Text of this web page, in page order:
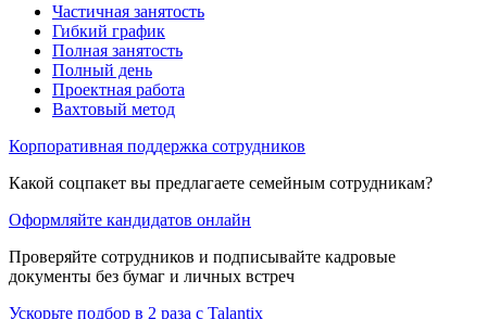
Частичная занятость
Гибкий график
Полная занятость
Полный день
Проектная работа
Вахтовый метод
Корпоративная поддержка сотрудников
Какой соцпакет вы предлагаете семейным сотрудникам?
Оформляйте кандидатов онлайн
Проверяйте сотрудников и подписывайте кадровые
документы без бумаг и личных встреч
Ускорьте подбор в 2 раза с Talantix